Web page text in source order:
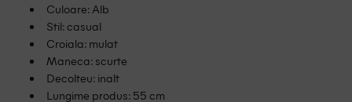
Culoare: Alb
Stil: casual
Croiala: mulat
Maneca: scurte
Decolteu: inalt
Lungime produs: 55 cm